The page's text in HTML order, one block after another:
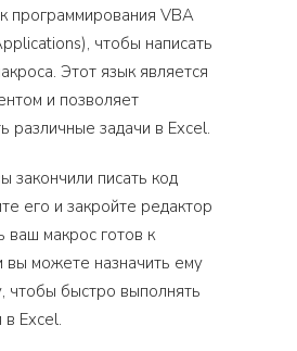
программирования VBA
чтобы написать
Этот язык является
и позволяет
различные задачи в Excel.
закончили писать код
его и закройте редактор
ваш макрос готов к
вы можете назначить ему
чтобы быстро выполнять
Excel.